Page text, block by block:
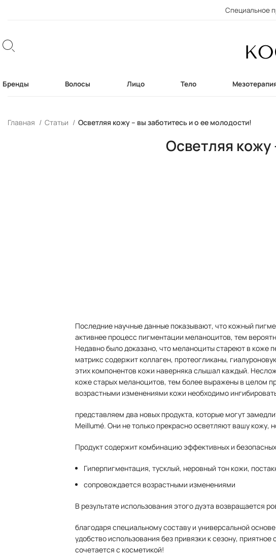
Специальное
Бренды Волосы Лицо Тело
Главная Статьи Осветляя кожу – вы заботитесь и о ее молодости!
Осветляя кожу
Последние научные данные показывают, что кожный
активнее процесс пигментации меланоцитов, тем
Недавно было доказано, что меланоциты стареют в
матрикс содержит коллаген, протеогликаны,
этих компонентов кожи наверняка слышал каждый.
коже старых меланоцитов, тем более выражены в целом
возрастными изменениями кожи необходимо
представляем два новых продукта, которые могут
Meillumé. Они не только прекрасно осветляют вашу кожу,
Продукт содержит комбинацию эффективных и
Гиперпигментация, тусклый, неровный тон кожи,
сопровождается возрастными изменениями
В результате использования этого дуэта возвращается
благодаря специальному составу и универсальной
удобство использования без привязки к сезону,
сочетается с косметикой!